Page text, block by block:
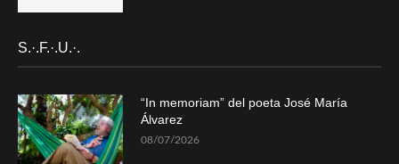
S.·.F.·.U.·.
“In memoriam” del poeta José María
Álvarez
08/07/2026